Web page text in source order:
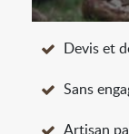
Devis et
Sans
Artisan